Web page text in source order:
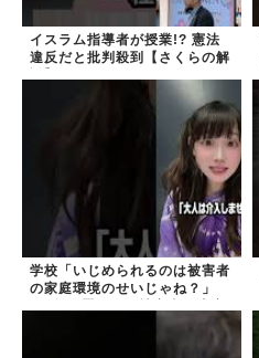
イスラム指導者が授業!? 憲法
違反だと批判殺到【さくらの解
学校「いじめられるのは被害者
の家庭環境のせいじゃね？」